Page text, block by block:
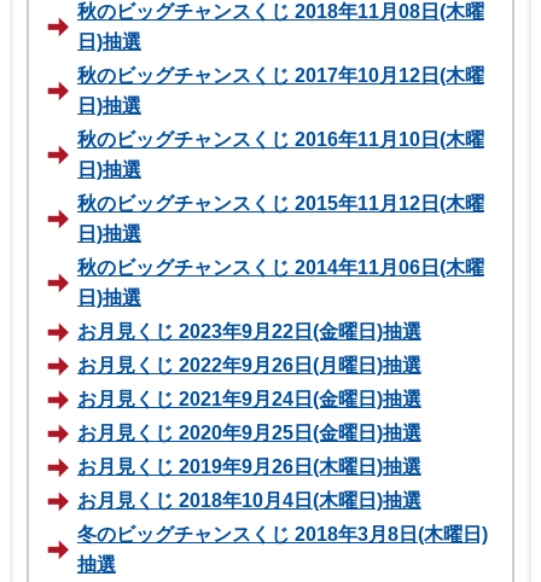
秋のビッグチャンスくじ 2018年11月08日(木曜
日)抽選
秋のビッグチャンスくじ 2017年10月12日(木曜
日)抽選
秋のビッグチャンスくじ 2016年11月10日(木曜
日)抽選
秋のビッグチャンスくじ 2015年11月12日(木曜
日)抽選
秋のビッグチャンスくじ 2014年11月06日(木曜
日)抽選
お月見くじ 2023年9月22日(金曜日)抽選
お月見くじ 2022年9月26日(月曜日)抽選
お月見くじ 2021年9月24日(金曜日)抽選
お月見くじ 2020年9月25日(金曜日)抽選
お月見くじ 2019年9月26日(木曜日)抽選
お月見くじ 2018年10月4日(木曜日)抽選
冬のビッグチャンスくじ 2018年3月8日(木曜日)
抽選